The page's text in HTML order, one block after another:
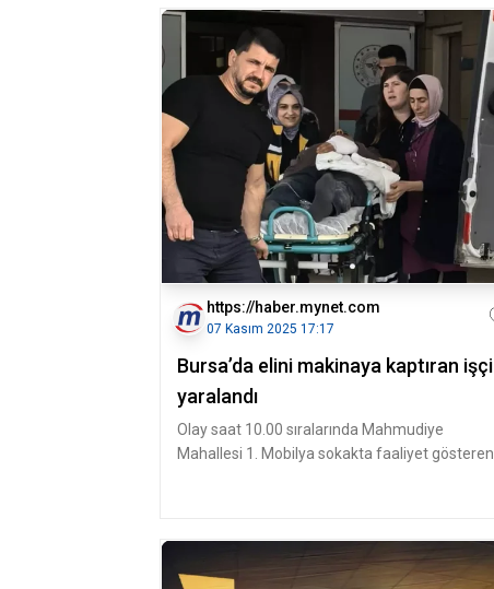
https://haber.mynet.com
07 Kasım 2025 17:17
Bursa’da elini makinaya kaptıran işçi
yaralandı
Olay saat 10.00 sıralarında Mahmudiye
Mahallesi 1. Mobilya sokakta faaliyet gösteren